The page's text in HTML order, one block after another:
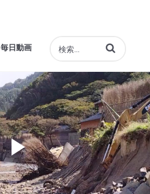
毎日動画 動画の検索語句
Play